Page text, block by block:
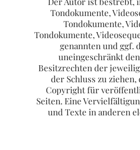
Tondokumente,
Tondokumente,
Tondokumente,
genannten und ggf.
uneingeschränkt
Besitzrechten der
der Schluss zu
Copyright für
Seiten. Eine
und Texte in anderen